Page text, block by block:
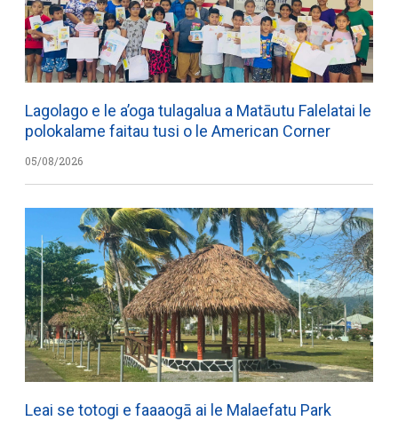
Lagolago e le a’oga tulagalua a Matāutu Falelatai le
polokalame faitau tusi o le American Corner
05/08/2026
Leai se totogi e faaaogā ai le Malaefatu Park